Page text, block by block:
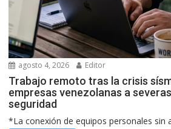
agosto 4, 2026 Editor
Trabajo remoto tras la crisis
empresas venezolanas a
seguridad
*La conexión de equipos personales sin